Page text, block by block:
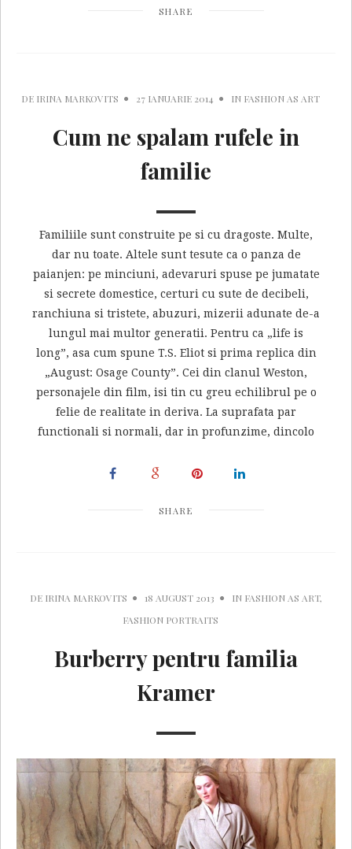
SHARE
DE IRINA MARKOVITS 27 IANUARIE 2014 IN FASHION AS ART
Cum ne spalam rufele in
familie
Familiile sunt construite pe si cu dragoste. Multe,
dar nu toate. Altele sunt tesute ca o panza de
paianjen: pe minciuni, adevaruri spuse pe jumatate
si secrete domestice, certuri cu sute de decibeli,
ranchiuna si tristete, abuzuri, mizerii adunate de-a
lungul mai multor generatii. Pentru ca „life is
long”, asa cum spune T.S. Eliot si prima replica din
„August: Osage County”. Cei din clanul Weston,
personajele din film, isi tin cu greu echilibrul pe o
felie de realitate in deriva. La suprafata par
functionali si normali, dar in profunzime, dincolo
SHARE
DE IRINA MARKOVITS 18 AUGUST 2013 IN FASHION AS ART,
FASHION PORTRAITS
Burberry pentru familia
Kramer